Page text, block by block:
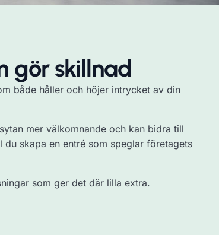
gör skillnad
både håller och höjer intrycket av din
mer välkomnande och kan bidra till
skapa en entré som speglar företagets
som ger det där lilla extra.